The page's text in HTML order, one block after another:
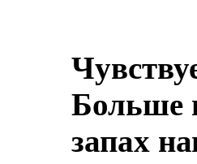
Больше
запах